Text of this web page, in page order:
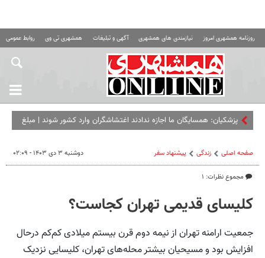
روزنامه همشهری امروز نیازمندی های همشهری آگهی و تبلیغات همشهری تی وی روابط عمومی
پزشکیان: همسایگان ما اجازه ندادند اغتشاشگران وارد کشور شوند | مبلغ
صفحه اصلی زندگی پیشنهاد سفر
مجموع نظرات: ۱
دوشنبه ۳ دی ۱۴۰۳ - ۰۲:۰۹
کلیسای قدیمی تهران کجاست؟
جمعیت ارامنه تهران از نیمه دوم قرن بیستم میلادی کم‌کم درحال
افزایش بود و مسیحیان بیشتر محله‌های تهران، کلیسایی نزدیک